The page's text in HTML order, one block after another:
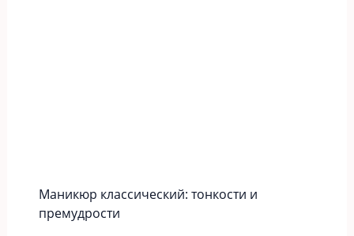
Маникюр классический: тонкости и
премудрости